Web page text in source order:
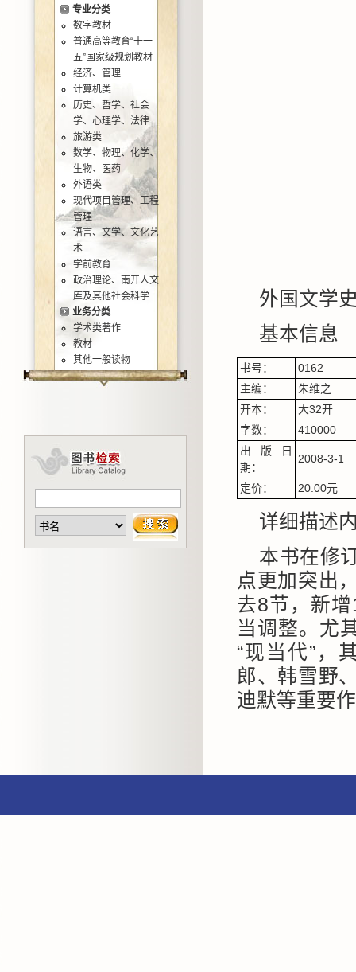
专业分类
数字教材
普通高等教育“十一
五”国家级规划教材
经济、管理
计算机类
历史、哲学、社会
学、心理学、法律
旅游类
数学、物理、化学、
生物、医药
外语类
现代项目管理、工程
管理
语言、文学、文化艺
术
学前教育
政治理论、南开人文
库及其他社会科学
业务分类
学术类著作
教材
其他一般读物
外国文学
基本信息
书号：
0162
主编：
朱维之
开本：
大32开
字数：
410000
出版日
期：
2008-3-1
定价： 20.00元
详细描述
本书在修
点更加突出
去8节，新
当调整。尤
“现当代”，
郎、韩雪野
迪默等重要